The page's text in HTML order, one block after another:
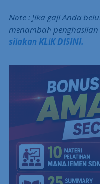
Note : Jika gaji Anda
menambah
silakan KLIK DISINI.